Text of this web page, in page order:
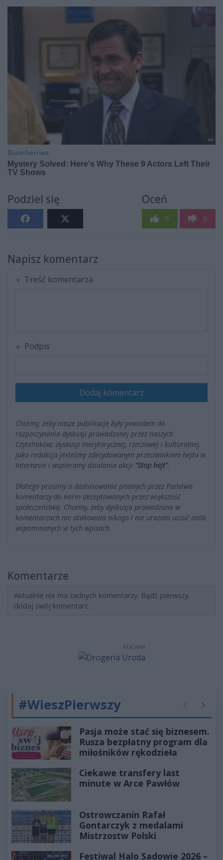
Podziel się Oceń
0 0
Napisz komentarz
Treść komentarza
Podpis
Dodaj komentarz
Chcemy, żeby nasze publikacje były powodem do
rozpoczynania dyskusji prowadzonej przez naszych
Czytelników; dyskusji merytorycznej, rzeczowej i kulturalnej.
Jako redakcja jesteśmy zdecydowanym przeciwnikiem hejtu w
Internecie i wspieramy działania akcji "Stop hejt".
Dlatego prosimy o dostosowanie pisanych przez Państwa
komentarzy do norm akceptowanych przez większość
społeczeństwa. Chcemy, żeby dyskusja prowadzona w
komentarzach nie atakowała nikogo i nie urażała uczuć osób
wspominanych w tych wpisach.
Komentarze
Aktualnie nie ma żadnych komentarzy. Bądź pierwszy,
dodaj swój komentarz.
REKLAMA
#WieszPierwszy Poprzednie
Pasja może stać się biznesem.
Rusza bezpłatny program dla
miłośników rękodzieła
Ciekawe transfery last
minute w Arce Pawłów
Ostrowczanin Rafał
Gontarczyk z medalami
Mistrzostw Polski
Festiwal Halo Sadowie 2026 –